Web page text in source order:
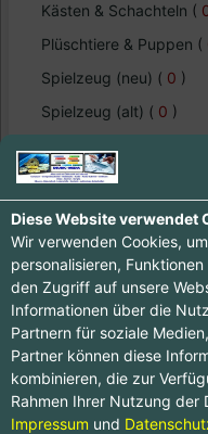
Kästen & Schachteln (
Plüschtiere & Puppen (
Spielzeug (neu) ( 0 )
Spielzeug (alt) ( 0 )
Modellbahn
Hobby &
Einträge :0
Diese Website verwendet
Wir verwenden Cookies,
personalisieren,
den Zugriff auf unsere
Informationen über die
Partnern für soziale
Partner können diese
kombinieren, die zur
Rahmen Ihrer Nutzung der
Impressum und